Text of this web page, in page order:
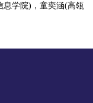
息学院)，童奕涵(高瓴